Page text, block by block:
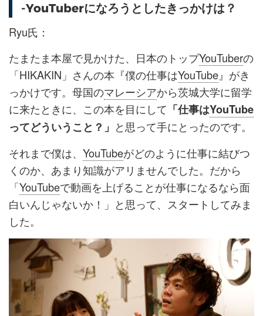
-YouTuberになろうとしたきっかけは？
Ryu氏：
たまたま本屋で見かけた、日本のトップYouTuberの
「HIKAKIN」さんの本『僕の仕事はYouTube』がき
っかけです。母国のマレーシアから茨城大学に留学
に来たときに、この本を目にして 「仕事はYouTube
ってどういうこと？」 と思って手にとったのです。
それまで僕は、 YouTubeがどのように仕事に結びつ
くのか、あまり知識がアリませんでした。だから
「YouTubeで動画を上げることが仕事になるなら面
白いんじゃないか！」と思って、スタートしてみま
した。